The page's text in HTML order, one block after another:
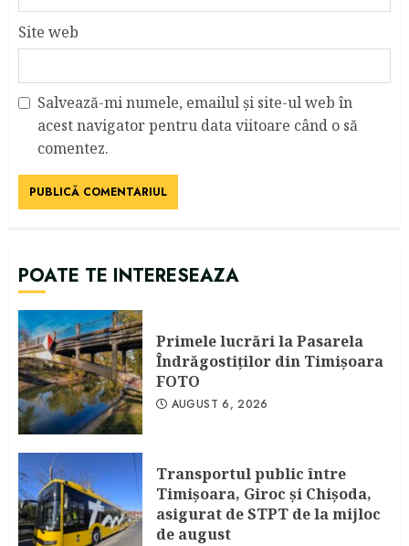
Site web
Salvează-mi numele, emailul și site-ul web în
acest navigator pentru data viitoare când o să
comentez.
POATE TE INTERESEAZA
Primele lucrări la Pasarela
Îndrăgostiţilor din Timişoara
FOTO
AUGUST 6, 2026
Transportul public între
Timişoara, Giroc şi Chişoda,
asigurat de STPT de la mijloc
de august